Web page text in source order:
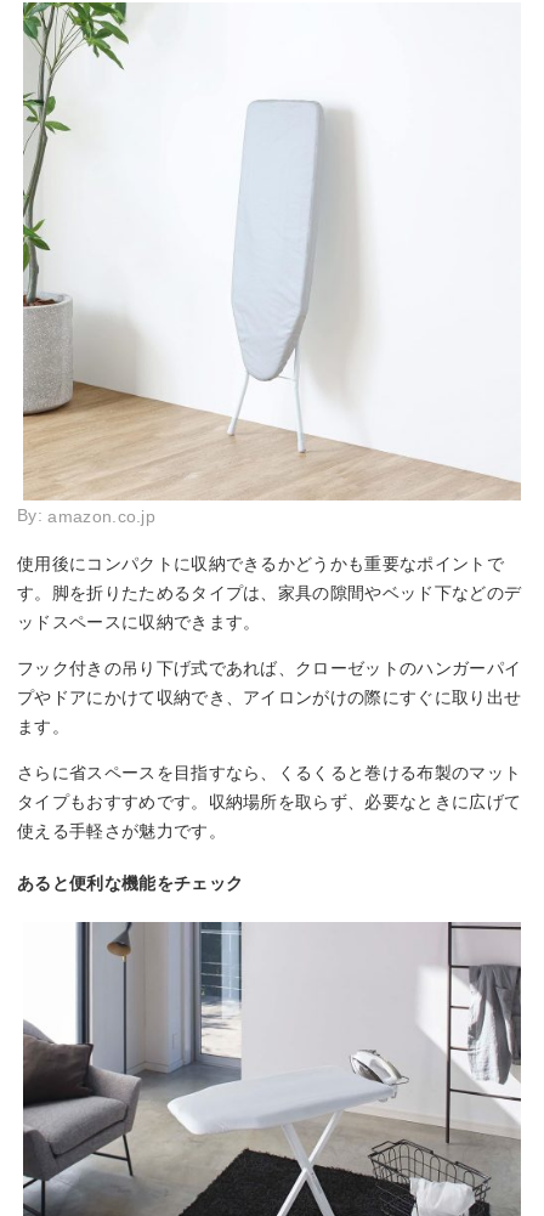
By:amazon.co.jp
使用後にコンパクトに収納できるかどうかも重要なポイントで
す。脚を折りたためるタイプは、家具の隙間やベッド下などのデ
ッドスペースに収納できます。
フック付きの吊り下げ式であれば、クローゼットのハンガーパイ
プやドアにかけて収納でき、アイロンがけの際にすぐに取り出せ
ます。
さらに省スペースを目指すなら、くるくると巻ける布製のマット
タイプもおすすめです。収納場所を取らず、必要なときに広げて
使える手軽さが魅力です。
あると便利な機能をチェック